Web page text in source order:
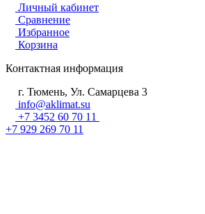
Личный кабинет
Сравнение
Избранное
Корзина
Контактная информация
г. Тюмень, Ул. Самарцева 3
info@aklimat.su
+7 3452 60 70 11
+7 929 269 70 11